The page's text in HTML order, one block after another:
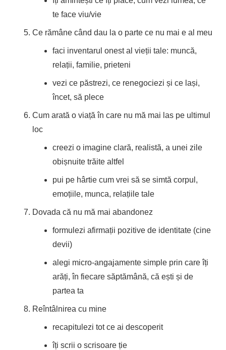
te face viu/vie
Ce rămâne când dau la o parte ce nu mai e al meu
faci inventarul onest al vieții tale: muncă,
relații, familie, prieteni
vezi ce păstrezi, ce renegociezi și ce lași,
încet, să plece
Cum arată o viață în care nu mă mai las pe ultimul
loc
creezi o imagine clară, realistă, a unei zile
obișnuite trăite altfel
pui pe hârtie cum vrei să se simtă corpul,
emoțiile, munca, relațiile tale
Dovada că nu mă mai abandonez
formulezi afirmații pozitive de identitate (cine
devii)
alegi micro-angajamente simple prin care îți
arăți, în fiecare săptămână, că ești și de
partea ta
Reîntâlnirea cu mine
recapitulezi tot ce ai descoperit
îți scrii o scrisoare ție